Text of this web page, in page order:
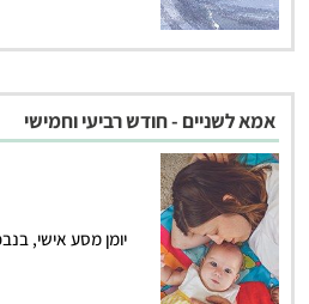
אמא לשניים - חודש רביעי וחמישי
יומן מסע אישי,